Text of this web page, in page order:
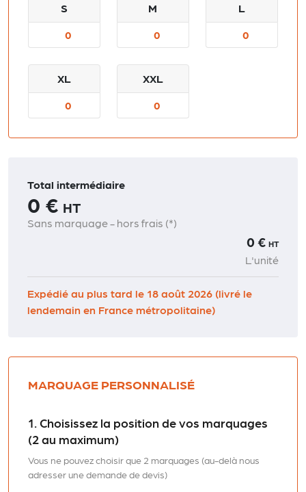
S M L
XL XXL
Total intermédiaire
0 € HT
Sans marquage - hors frais (*)
0 € HT
L'unité
Expédié au plus tard le 18 août 2026 (livré le
lendemain en France métropolitaine)
MARQUAGE PERSONNALISÉ
1. Choisissez la position de vos marquages
(2 au maximum)
Vous ne pouvez choisir que 2 marquages (au-delà nous
adresser une demande de devis)